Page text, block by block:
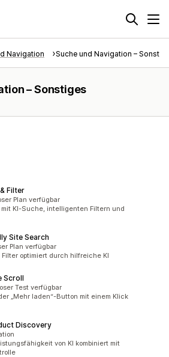
Navigation Suche und Navigation –
– Sonstiges
Filter
Plan verfügbar
KI-Suche, intelligenten Filtern und
Site Search
Plan verfügbar
optimiert durch hilfreiche KI
Scroll
Test verfügbar
„Mehr laden“-Button mit einem Klick
Discovery
von KI kombiniert mit